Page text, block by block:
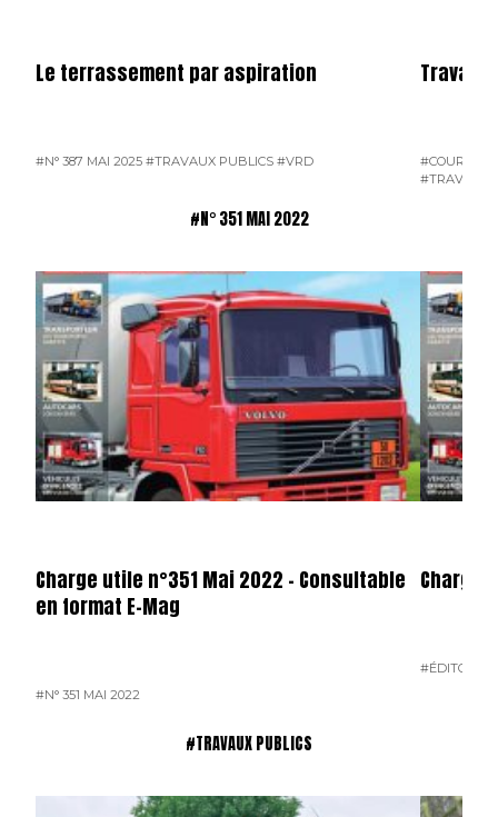
Le terrassement par aspiration
#N° 387 MAI 2025 #TRAVAUX PUBLICS #VRD
#COURRIER
#TRAVAUX
#N° 351 MAI 2022
Charge utile n°351 Mai 2022 – Consultable
en format E-Mag
#N° 351 MAI 2022
Charge
#ÉDITO
#TRAVAUX PUBLICS